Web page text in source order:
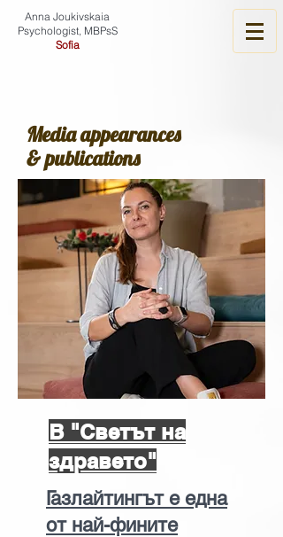
Anna Joukivskaia
Psychologist, MBPsS
Sofia
Media appearances
& publications
В "Светът на
здравето"
Газлайтингът е една
от най-фините